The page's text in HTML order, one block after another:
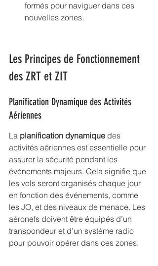
formés pour naviguer dans ces
nouvelles zones.
Les Principes de Fonctionnement
des ZRT et ZIT
Planification Dynamique des Activités
Aériennes
La planification dynamique des
activités aériennes est essentielle pour
assurer la sécurité pendant les
événements majeurs. Cela signifie que
les vols seront organisés chaque jour
en fonction des événements, comme
les JO, et des niveaux de menace. Les
aéronefs doivent être équipés d’un
transpondeur et d’un système radio
pour pouvoir opérer dans ces zones.